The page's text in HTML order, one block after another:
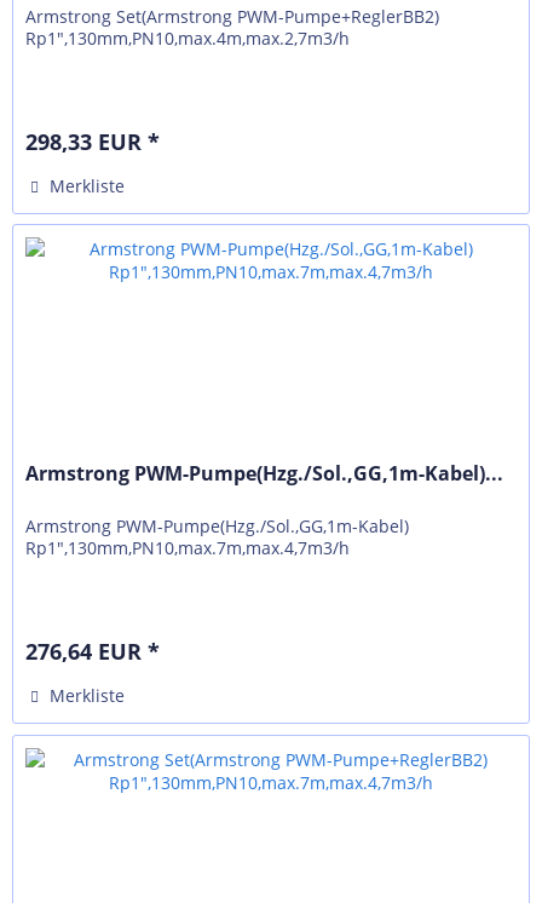
Armstrong Set(Armstrong PWM-Pumpe+ReglerBB2)
Rp1",130mm,PN10,max.4m,max.2,7m3/h
298,33 EUR *
Merkliste
Armstrong PWM-Pumpe(Hzg./Sol.,GG,1m-Kabel)...
Armstrong PWM-Pumpe(Hzg./Sol.,GG,1m-Kabel)
Rp1",130mm,PN10,max.7m,max.4,7m3/h
276,64 EUR *
Merkliste